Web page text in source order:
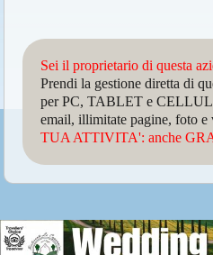
Sei il proprietario di questa
Prendi la gestione diretta di
per PC, TABLET e
email, illimitate pagine, foto
TUA ATTIVITA': anche